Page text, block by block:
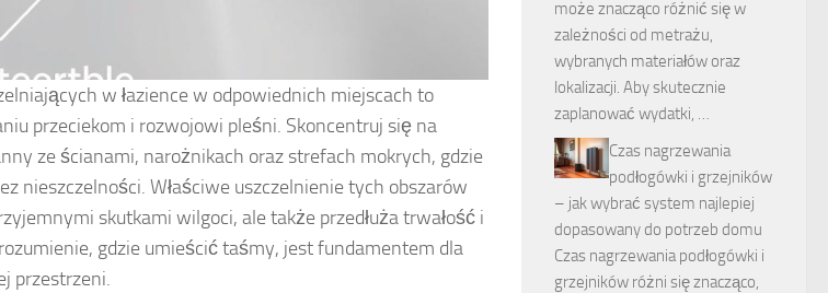
w łazience w odpowiednich miejscach to
przeciekom i rozwojowi pleśni. Skoncentruj się na
ze ścianami, narożnikach oraz strefach mokrych, gdzie
nieszczelności. Właściwe uszczelnienie tych obszarów
skutkami wilgoci, ale także przedłuża trwałość i
gdzie umieścić taśmy, jest fundamentem dla
przestrzeni.
może znacząco różnić się w
zależności od metrażu,
wybranych materiałów oraz
lokalizacji. Aby skutecznie
zaplanować wydatki, …
Czas nagrzewania
podłogówki i grzejników
– jak wybrać system najlepiej
dopasowany do potrzeb domu
Czas nagrzewania podłogówki i
grzejników różni się znacząco,